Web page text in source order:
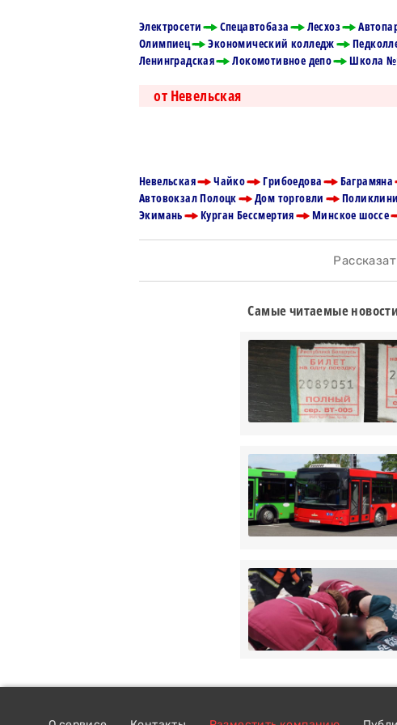
Электросети Спецавтобаза Лесхоз
Олимпиец
Экономический колледж
Ленинградская
Локомотивное депо Школа
от Невельская
Невельская Чайко Грибоедова Баграмяна
Автовокзал Полоцк
Дом торговли
Экимань
Курган Бессмертия Минское шоссе
Самые читаемые